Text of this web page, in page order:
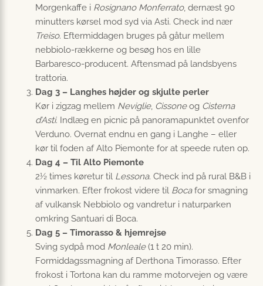
Morgenkaffe i Rosignano Monferrato, dernæst 90
minutters kørsel mod syd via Asti. Check ind nær
Treiso. Eftermiddagen bruges på gåtur mellem
nebbiolo-rækkerne og besøg hos en lille
Barbaresco-producent. Aftensmad på landsbyens
trattoria.
Dag 3 – Langhes højder og skjulte perler
Kør i zigzag mellem Neviglie, Cissoneog Cisterna
d’Asti. Indlæg en picnic på panoramapunktet ovenfor
Verduno. Overnat endnu en gang i Langhe – eller
kør til foden af Alto Piemonte for at speede ruten op.
Dag 4 – Til Alto Piemonte
2½ times køretur til Lessona. Check ind på rural B&B i
vinmarken. Efter frokost videre til Bocafor smagning
af vulkansk Nebbiolo og vandretur i naturparken
omkring Santuari di Boca.
Dag 5 – Timorasso & hjemrejse
Sving sydpå mod Monleale(1 t 20 min).
Formiddagssmagning af Derthona Timorasso. Efter
frokost i Tortona kan du ramme motorvejen og være